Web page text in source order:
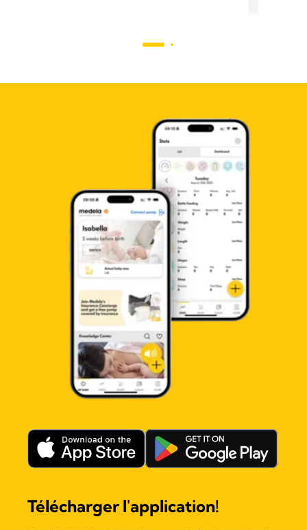
Télécharger l'application!